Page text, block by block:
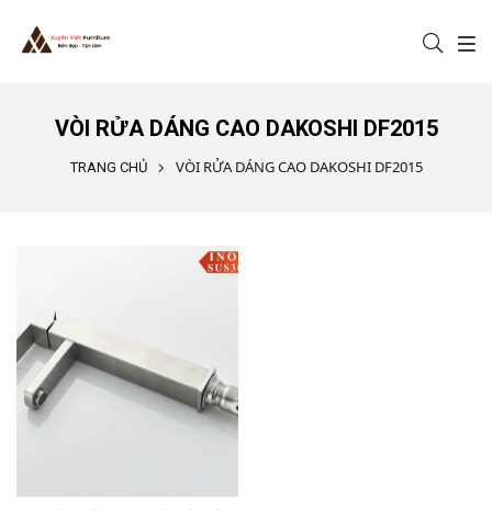
VÒI RỬA DÁNG CAO DAKOSHI DF2015
TRANG CHỦ VÒI RỬA DÁNG CAO DAKOSHI DF2015